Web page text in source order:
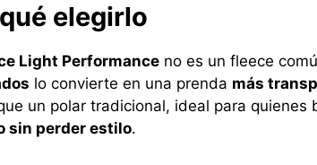
elegirlo
Light Performanceno es un fleece
lo convierte en una prenda más
un polar tradicional, ideal para quienes
sin perder estilo.